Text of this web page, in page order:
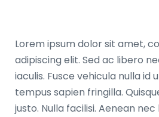
Lorem ipsum dolor sit amet,
adipiscing elit. Sed ac libero
iaculis. Fusce vehicula nulla id
tempus sapien fringilla.
justo. Nulla facilisi. Aenean